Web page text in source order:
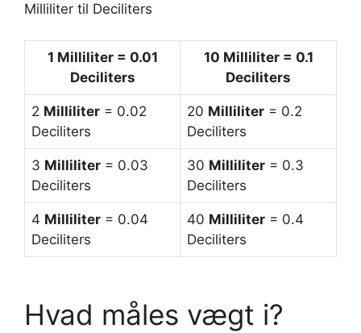
Milliliter til Deciliters
1 Milliliter= 0.01
Deciliters
10 Milliliter= 0.1
Deciliters
2 Milliliter = 0.02
Deciliters
20 Milliliter = 0.2
Deciliters
3 Milliliter = 0.03
Deciliters
30 Milliliter = 0.3
Deciliters
4 Milliliter = 0.04
Deciliters
40 Milliliter = 0.4
Deciliters
Hvad måles vægt i?